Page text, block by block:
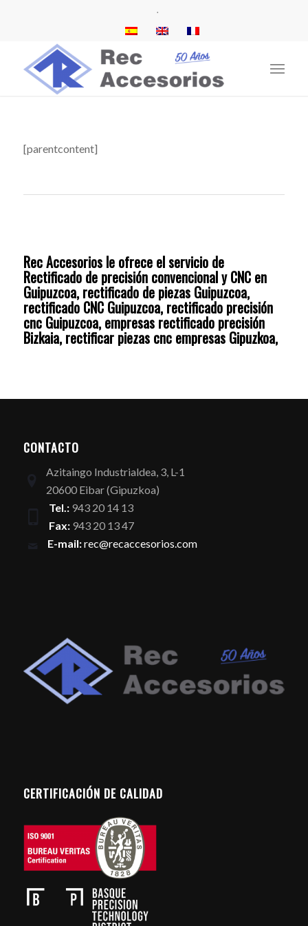
.
[parentcontent]
Rec Accesorios le ofrece el servicio de
Rectificado de precisión convencional y CNC en
Guipuzcoa, rectificado de piezas Guipuzcoa,
rectificado CNC Guipuzcoa, rectificado precisión
cnc Guipuzcoa, empresas rectificado precisión
Bizkaia, rectificar piezas cnc empresas Gipuzkoa,
CONTACTO
Azitaingo Industrialdea, 3, L-1
20600 Eibar (Gipuzkoa)
Tel.:943 20 14 13
Fax:943 20 13 47
E-mail:rec@recaccesorios.com
CERTIFICACIÓN DE CALIDAD